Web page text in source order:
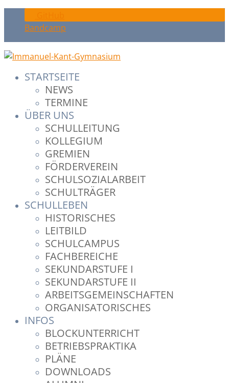
Bandcamp
STARTSEITE
NEWS
TERMINE
ÜBER UNS
SCHULLEITUNG
KOLLEGIUM
GREMIEN
FÖRDERVEREIN
SCHULSOZIALARBEIT
SCHULTRÄGER
SCHULLEBEN
HISTORISCHES
LEITBILD
SCHULCAMPUS
FACHBEREICHE
SEKUNDARSTUFE I
SEKUNDARSTUFE II
ARBEITSGEMEINSCHAFTEN
ORGANISATORISCHES
INFOS
BLOCKUNTERRICHT
BETRIEBSPRAKTIKA
PLÄNE
DOWNLOADS